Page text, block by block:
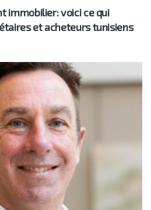
immobilier: voici ce qui
et acheteurs tunisiens